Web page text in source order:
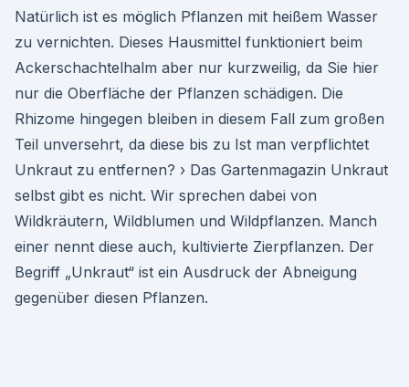
Natürlich ist es möglich Pflanzen mit heißem Wasser
zu vernichten. Dieses Hausmittel funktioniert beim
Ackerschachtelhalm aber nur kurzweilig, da Sie hier
nur die Oberfläche der Pflanzen schädigen. Die
Rhizome hingegen bleiben in diesem Fall zum großen
Teil unversehrt, da diese bis zu Ist man verpflichtet
Unkraut zu entfernen? › Das Gartenmagazin Unkraut
selbst gibt es nicht. Wir sprechen dabei von
Wildkräutern, Wildblumen und Wildpflanzen. Manch
einer nennt diese auch, kultivierte Zierpflanzen. Der
Begriff „Unkraut“ ist ein Ausdruck der Abneigung
gegenüber diesen Pflanzen.